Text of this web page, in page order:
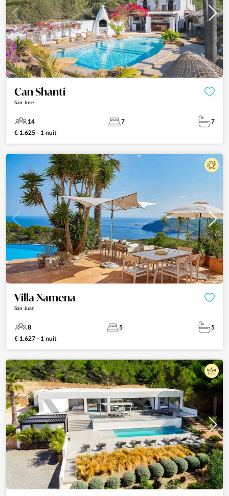
Can Shanti
San Jose
14 7
7
€ 1.625 - 1 nuit
Villa Xamena
San Juan
8 5
5
€ 1.627 - 1 nuit